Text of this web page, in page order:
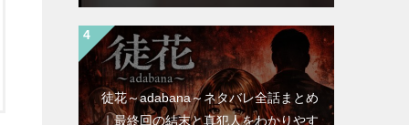
徒花～adabana～ネタバレ全話まとめ
｜最終回の結末と真犯人をわかりやす